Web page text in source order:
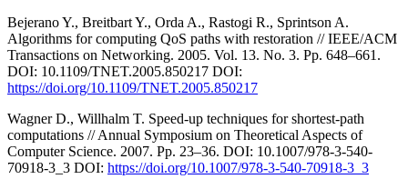
Bejerano Y., Breitbart Y., Orda A., Rastogi R., Sprintson A.
Algorithms for computing QoS paths with restoration // IEEE/ACM
Transactions on Networking. 2005. Vol. 13. Nо. 3. Pp. 648–661.
DOI: 10.1109/TNET.2005.850217 DOI:
https://doi.org/10.1109/TNET.2005.850217
Wagner D., Willhalm T. Speed-up techniques for shortest-path
computations // Annual Symposium on Theoretical Aspects of
Computer Science. 2007. Pp. 23–36. DOI: 10.1007/978-3-540-
70918-3_3 DOI: https://doi.org/10.1007/978-3-540-70918-3_3